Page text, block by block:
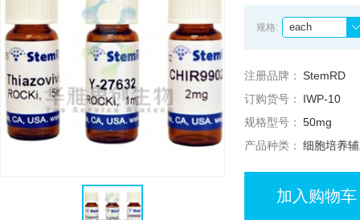
规格: each
注册品牌： StemRD
订购货号：
IWP-10
规格型号： 50mg
产品种类： 细胞培养
加入购物车